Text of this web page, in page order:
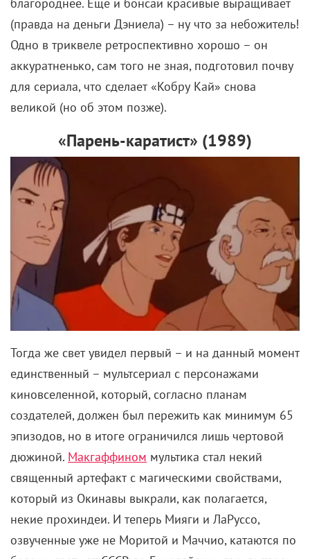
аккуратненько, сам того не зная, подготовил почву
для сериала, что сделает «Кобру Кай» снова
великой (но об этом позже).
«Парень-каратист» (1989)
Тогда же свет увидел первый – и на данный момент
единственный – мультсериал с персонажами
создателей, должен был пережить как минимум 65
эпизодов, но в итоге ограничился лишь чертовой
дюжиной.Макгаффиноммультика стал некий
священный артефакт с магическими свойствами,
который из Окинавы выкрали, как полагается,
некие прохиндеи. И теперь Мияги и ЛаРуссо,
озвученные уже не Моритой и Маччио, катаются по
белому свету от СССР до Гималайских гор, пытаясь
не допустить использования артефакта по злому-
презлому назначению.